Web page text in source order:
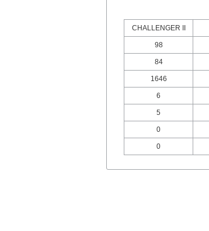
CHALLENGER II
98
84
1646
6
5
0
0